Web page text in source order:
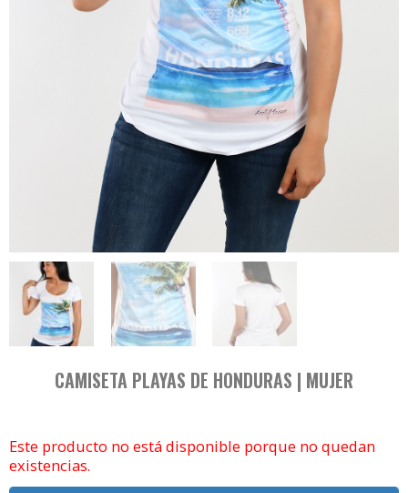
CAMISETA PLAYAS DE HONDURAS | MUJER
Este producto no está disponible porque no quedan
existencias.